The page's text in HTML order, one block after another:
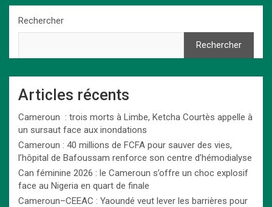
Rechercher
Rechercher
Articles récents
Cameroun : trois morts à Limbe, Ketcha Courtès appelle à
un sursaut face aux inondations
Cameroun : 40 millions de FCFA pour sauver des vies,
l’hôpital de Bafoussam renforce son centre d’hémodialyse
Can féminine 2026 : le Cameroun s’offre un choc explosif
face au Nigeria en quart de finale
Cameroun–CEEAC : Yaoundé veut lever les barrières pour